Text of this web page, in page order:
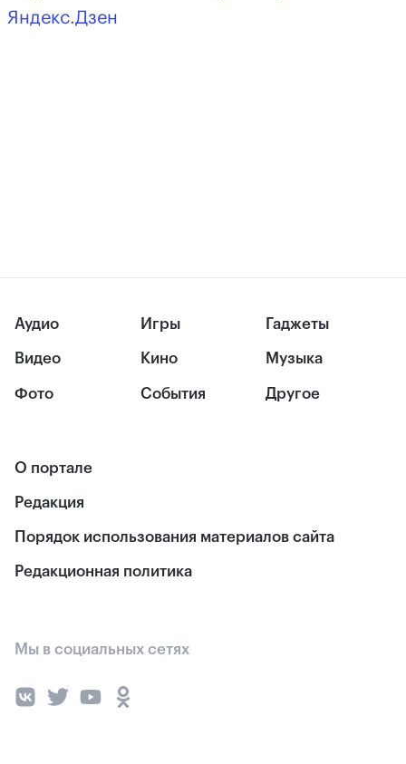
Яндекс.Дзен
Аудио
Видео
Фото
Игры
Кино
События
Гаджеты
Музыка
Другое
О портале
Редакция
Порядок использования материалов сайта
Редакционная политика
Мы в социальных сетях